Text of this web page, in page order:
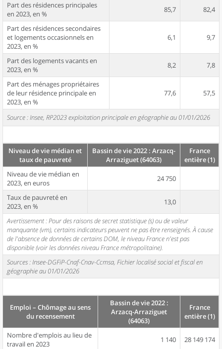
Part des résidences principales
en 2023, en %
85,7 82,4
Part des résidences secondaires
et logements occasionnels en
2023, en %
6,1 9,7
Part des logements vacants en
2023, en %
8,2 7,8
Part des ménages propriétaires
de leur résidence principale en
2023, en %
77,6 57,5
Source : Insee, RP2023 exploitation principale en géographie au 01/01/2026
Niveau de vie médian et
taux de pauvreté
Bassin de vie 2022 : Arzacq-
Arraziguet (64063)
France
entière (1)
Niveau de vie médian en
2023, en euros
24 750
Taux de pauvreté en
2023, en %
13,0
Avertissement : Pour des raisons de secret statistique (s) ou de valeur
manquante (vm), certains indicateurs peuvent ne pas être renseignés. À cause
de l'absence de données de certains DOM, le niveau France n'est pas
disponible (voir les données niveau France métropolitaine).
Sources : Insee-DGFiP-Cnaf-Cnav-Ccmsa, Fichier localisé social et fiscal en
géographie au 01/01/2026
Emploi – Chômage au sens
du recensement
Bassin de vie 2022 :
Arzacq-Arraziguet
(64063)
France
entière (1)
Nombre d'emplois au lieu de
travail en 2023
1 140 28 149 174